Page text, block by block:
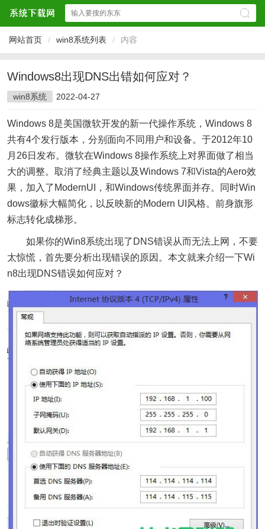
网站首页 / win8系统列表 / 内容
Windows8出现DNS出错如何应对？
win8系统 2022-04-27
Windows 8是美国微软开发的新一代操作系统，Windows 8
共有4个发行版本，分别面向不同用户和设备。于2012年10
月26日发布。微软在Windows 8操作系统上对界面做了相当
大的调整。取消了经典主题以及Windows 7和Vista的Aero效
果，加入了ModernUI，和Windows传统界面并存。同时Win
dows徽标大幅简化，以反映新的Modern UI风格。前身旗形
标志转化成梯形。
如果你的Win8系统出现了DNS错误从而无法上网，不要
太惊慌，首先要分析出现错误的原因。本文就来介绍一下Wi
n8出现DNS错误如何应对？